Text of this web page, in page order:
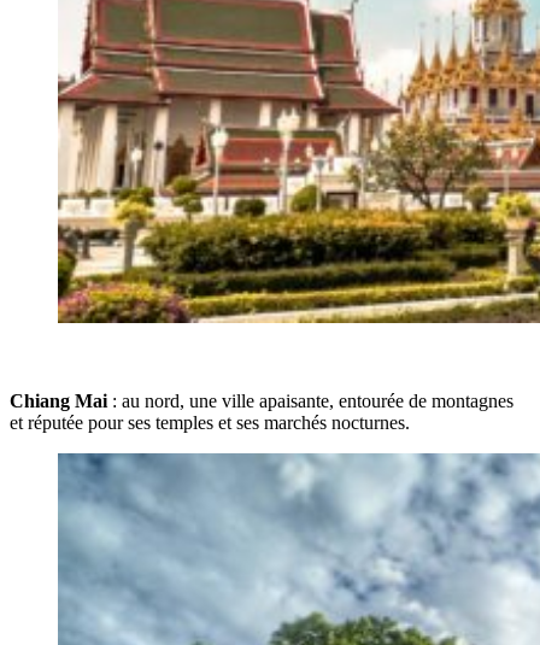
Chiang Mai : au nord, une ville apaisante, entourée de montagnes
et réputée pour ses temples et ses marchés nocturnes.